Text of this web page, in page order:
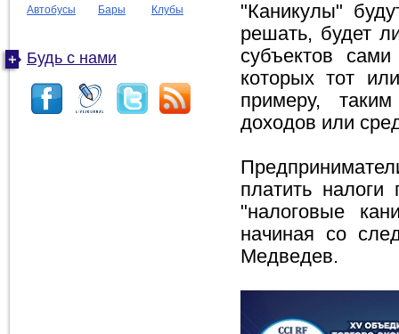
Автобусы
Бары Клубы
Будь с нами
"Каникулы"
решать, будет
субъектов
которых тот
примеру,
доходов или
платить
"налоговые
начиная со
Медведев.